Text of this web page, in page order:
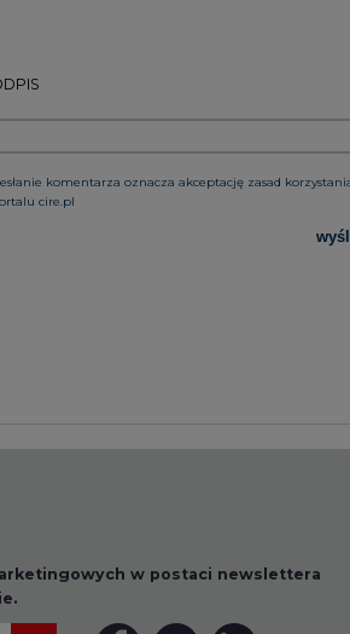
w postaci newslettera
wszystkie artykuły